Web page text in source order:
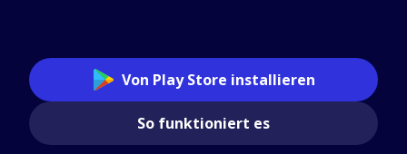
Von Play Store installieren
So funktioniert es